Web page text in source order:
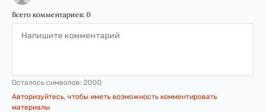
Всего комментариев: 0
Осталось символов: 2000
Авторизуйтесь, чтобы иметь возможность комментировать
материалы